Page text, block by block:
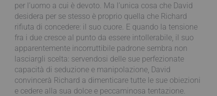
per l’uomo a cui è devoto. Ma l’unica cosa che David
desidera per se stesso è proprio quella che Richard
rifiuta di concedere: il suo cuore. E quando la tensione
fra i due cresce al punto da essere intollerabile, il suo
apparentemente incorruttibile padrone sembra non
lasciargli scelta: servendosi delle sue perfezionate
capacità di seduzione e manipolazione, David
convincerà Richard a dimenticare tutte le sue obiezioni
e cedere alla sua dolce e peccaminosa tentazione.